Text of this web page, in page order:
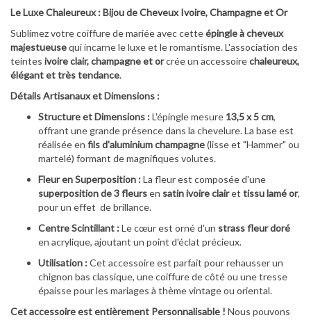
Le Luxe Chaleureux : Bijou de Cheveux Ivoire, Champagne et Or
Sublimez votre coiffure de mariée avec cetteépingle à cheveux
majestueusequi incarne le luxe et le romantisme. L'association des
teintes ivoire clair, champagne et orcrée un accessoirechaleureux,
élégant et très tendance.
Détails Artisanaux et Dimensions :
Structure et Dimensions :L'épingle mesure 13,5 x 5 cm,
offrant une grande présence dans la chevelure. La base est
réalisée en fils d'aluminium champagne(lisse et "Hammer" ou
martelé) formant de magnifiques volutes.
Fleur en Superposition :La fleur est composée d'une
superposition de 3 fleursen satin ivoire clairet tissu lamé or,
pour un effet de brillance.
Centre Scintillant :Le cœur est orné d'un strass fleur doré
en acrylique, ajoutant un point d'éclat précieux.
Utilisation :Cet accessoire est parfait pour rehausser un
chignon bas classique, une coiffure de côté ou une tresse
épaisse pour les mariages à thème vintage ou oriental.
Cet accessoire est entièrement Personnalisable ! Nous pouvons